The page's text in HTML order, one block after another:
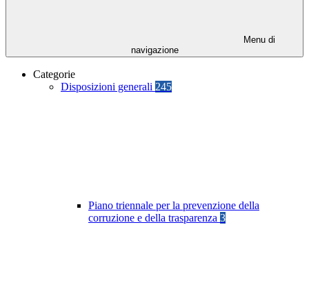
Menu di
navigazione
Categorie
Disposizioni generali 245
Piano triennale per la prevenzione della
corruzione e della trasparenza 3